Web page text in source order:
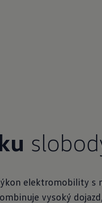
elektromobility
vysoký